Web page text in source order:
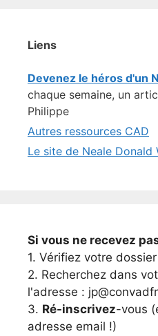
Liens
Devenez le héros d'un
chaque semaine, un
Philippe
Autres ressources CAD
Le site de Neale Donald
Si vous ne recevez
1. Vérifiez votre
2. Recherchez dans
l'adresse :
3. Ré-inscrivez-vous
adresse email !)